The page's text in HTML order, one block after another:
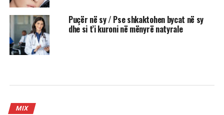
Puçër në sy / Pse shkaktohen bycat në sy
dhe si t’i kuroni në mënyrë natyrale
MIX